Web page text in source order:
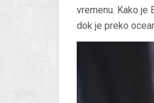
vremenu. Kako je
dok je preko